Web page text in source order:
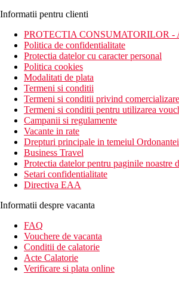
Informatii pentru clienti
PROTECTIA CONSUMATORILOR -
Politica de confidentialitate
Protectia datelor cu caracter personal
Politica cookies
Modalitati de plata
Termeni si conditii
Termeni si conditii privind
Termeni si conditii pentru utilizarea
Campanii si regulamente
Vacante in rate
Drepturi principale in temeiul
Business Travel
Protectia datelor pentru paginile noastre
Setari confidentialitate
Directiva EAA
Informatii despre vacanta
FAQ
Vouchere de vacanta
Conditii de calatorie
Acte Calatorie
Verificare si plata online